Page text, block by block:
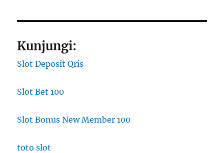
Kunjungi:
Slot Deposit Qris
Slot Bet 100
Slot Bonus New Member 100
toto slot